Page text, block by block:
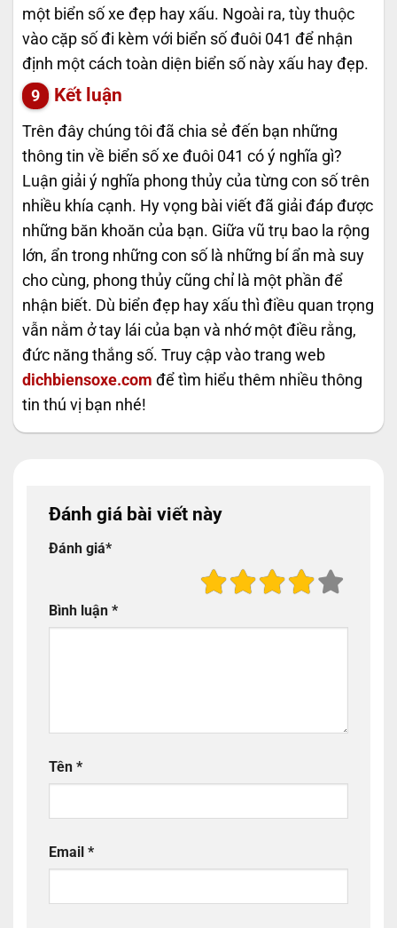
một biển số xe đẹp hay xấu. Ngoài ra, tùy thuộc
vào cặp số đi kèm với biển số đuôi 041 để nhận
định một cách toàn diện biển số này xấu hay đẹp.
Kết luận
Trên đây chúng tôi đã chia sẻ đến bạn những
thông tin về biển số xe đuôi 041 có ý nghĩa gì?
Luận giải ý nghĩa phong thủy của từng con số trên
nhiều khía cạnh. Hy vọng bài viết đã giải đáp được
những băn khoăn của bạn. Giữa vũ trụ bao la rộng
lớn, ẩn trong những con số là những bí ẩn mà suy
cho cùng, phong thủy cũng chỉ là một phần để
nhận biết. Dù biển đẹp hay xấu thì điều quan trọng
vẫn nằm ở tay lái của bạn và nhớ một điều rằng,
đức năng thắng số. Truy cập vào trang web
dichbiensoxe.com để tìm hiểu thêm nhiều thông
tin thú vị bạn nhé!
Đánh giá bài viết này
Đánh giá*
Bình luận *
Tên *
Email *